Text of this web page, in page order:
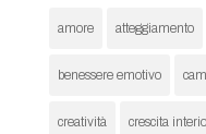
amore atteggiamento
benessere emotivo
creatività crescita